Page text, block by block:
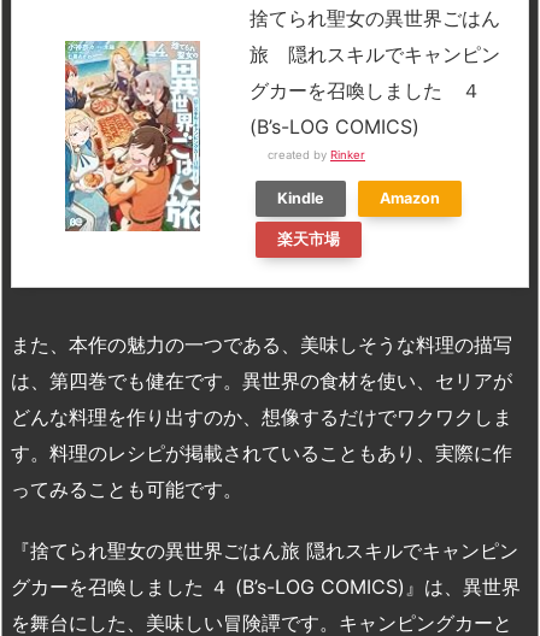
捨てられ聖女の異世界ごはん
旅 隠れスキルでキャンピン
グカーを召喚しました ４
(B’s-LOG COMICS)
created by Rinker
Kindle Amazon
楽天市場
また、本作の魅力の一つである、美味しそうな料理の描写
は、第四巻でも健在です。異世界の食材を使い、セリアが
どんな料理を作り出すのか、想像するだけでワクワクしま
す。料理のレシピが掲載されていることもあり、実際に作
ってみることも可能です。
『捨てられ聖女の異世界ごはん旅 隠れスキルでキャンピン
グカーを召喚しました ４ (B’s-LOG COMICS)』は、異世界
を舞台にした、美味しい冒険譚です。キャンピングカーと